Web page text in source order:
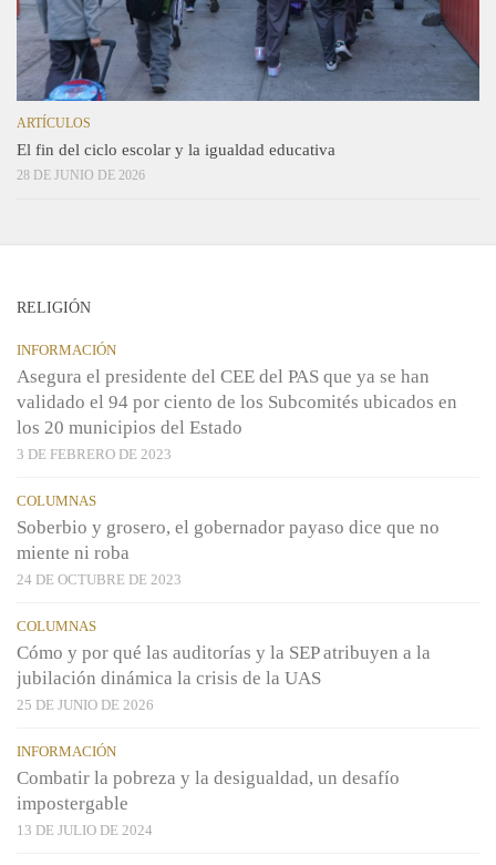
ARTÍCULOS
El fin del ciclo escolar y la igualdad educativa
28 DE JUNIO DE 2026
RELIGIÓN
INFORMACIÓN
Asegura el presidente del CEE del PAS que ya se han
validado el 94 por ciento de los Subcomités ubicados en
los 20 municipios del Estado
3 DE FEBRERO DE 2023
COLUMNAS
Soberbio y grosero, el gobernador payaso dice que no
miente ni roba
24 DE OCTUBRE DE 2023
COLUMNAS
Cómo y por qué las auditorías y la SEP atribuyen a la
jubilación dinámica la crisis de la UAS
25 DE JUNIO DE 2026
INFORMACIÓN
Combatir la pobreza y la desigualdad, un desafío
impostergable
13 DE JULIO DE 2024